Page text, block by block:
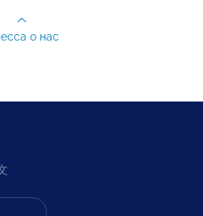
о нас